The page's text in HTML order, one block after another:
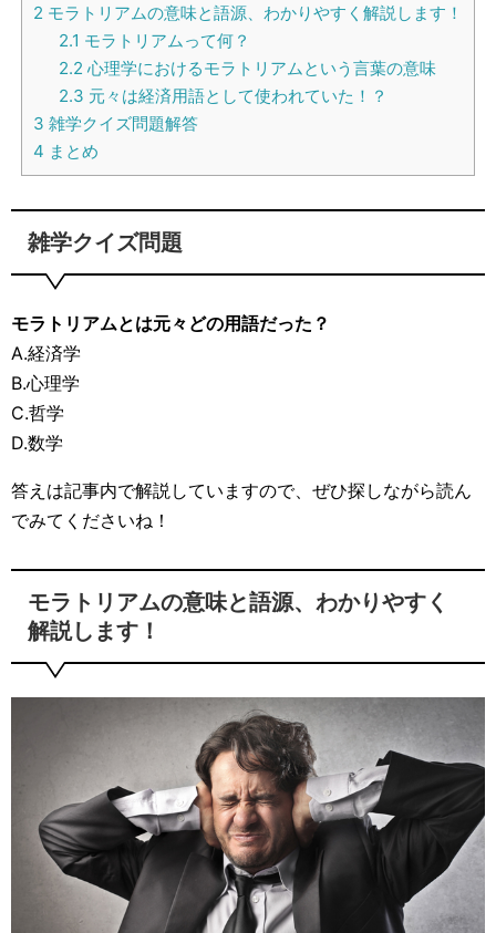
2 モラトリアムの意味と語源、わかりやすく解説します！
2.1 モラトリアムって何？
2.2 心理学におけるモラトリアムという言葉の意味
2.3 元々は経済用語として使われていた！？
3 雑学クイズ問題解答
4 まとめ
雑学クイズ問題
モラトリアムとは元々どの用語だった？
A.経済学
B.心理学
C.哲学
D.数学
答えは記事内で解説していますので、ぜひ探しながら読ん
でみてくださいね！
モラトリアムの意味と語源、わかりやすく
解説します！